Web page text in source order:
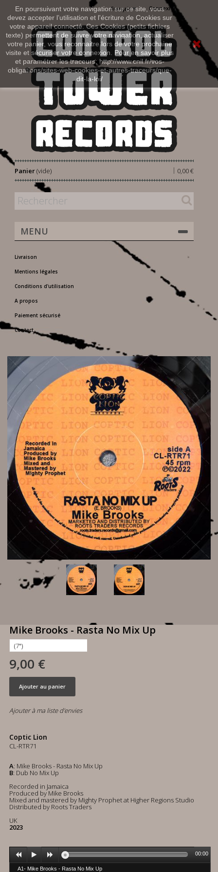
En poursuivant votre navigation sur ce site, vous
devez accepter l’utilisation et l'écriture de Cookies sur
votre appareil connecté. Ces Cookies (petits fichiers
texte) permettent de suivre votre navigation, actualiser
votre panier, vous reconnaitre lors de votre prochaine
visite et sécuriser votre connexion. Pour en savoir plus
et paramétrer les traceurs: http://www.cnil.fr/vos-
obligations/sites-web-cookies-et-autres-traceurs/que-
dit-la-loi/
Connexion
Français
Panier 0,00 €
|
(vide)
MENU
Livraison
Mentions légales
Conditions d'utilisation
A propos
Paiement sécurisé
Contact
Mike Brooks - Rasta No Mix Up
9,00 €
Ajouter au panier
Ajouter à ma liste d'envies
Coptic Lion
CL-RTR71
A: Mike Brooks - Rasta No Mix Up
B: Dub No Mix Up
Recorded in Jamaica
Produced by Mike Brooks
Mixed and mastered by Mighty Prophet at Higher Regions Studio
Distributed by Roots Traders
UK
2023
A1- Mike Brooks - Rasta No Mix Up
00:00